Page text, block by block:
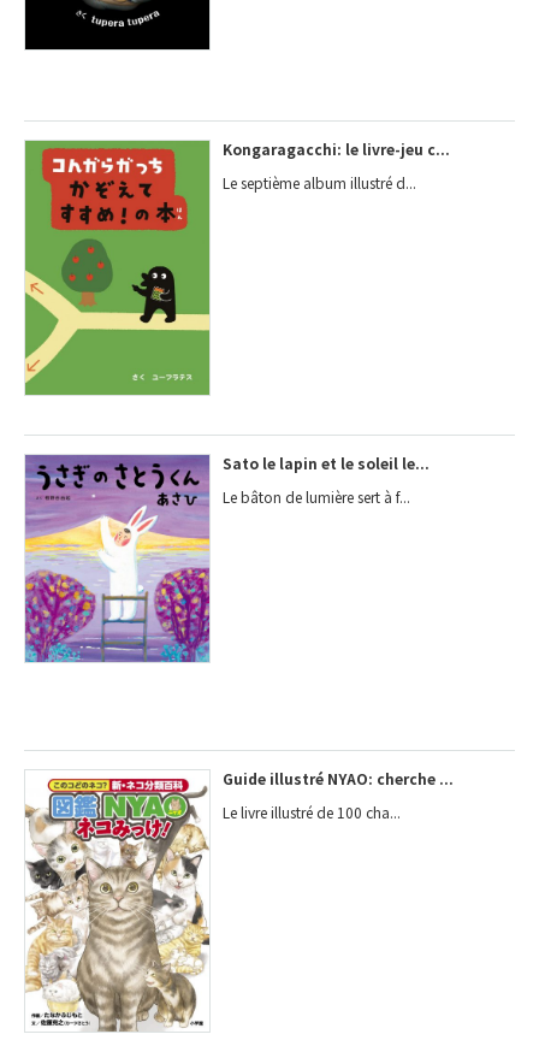
Kongaragacchi: le livre-jeu c...
Le septième album illustré d...
Sato le lapin et le soleil le...
Le bâton de lumière sert à f...
Guide illustré NYAO: cherche ...
Le livre illustré de 100 cha...